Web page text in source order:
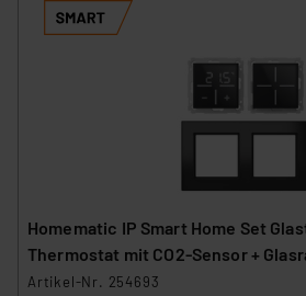
Homematic IP Smart Home Set
Thermostat mit CO2-Sensor +
WGS-A, 1x WGTC-A, 1x GF2-A
Artikel-Nr. 254693